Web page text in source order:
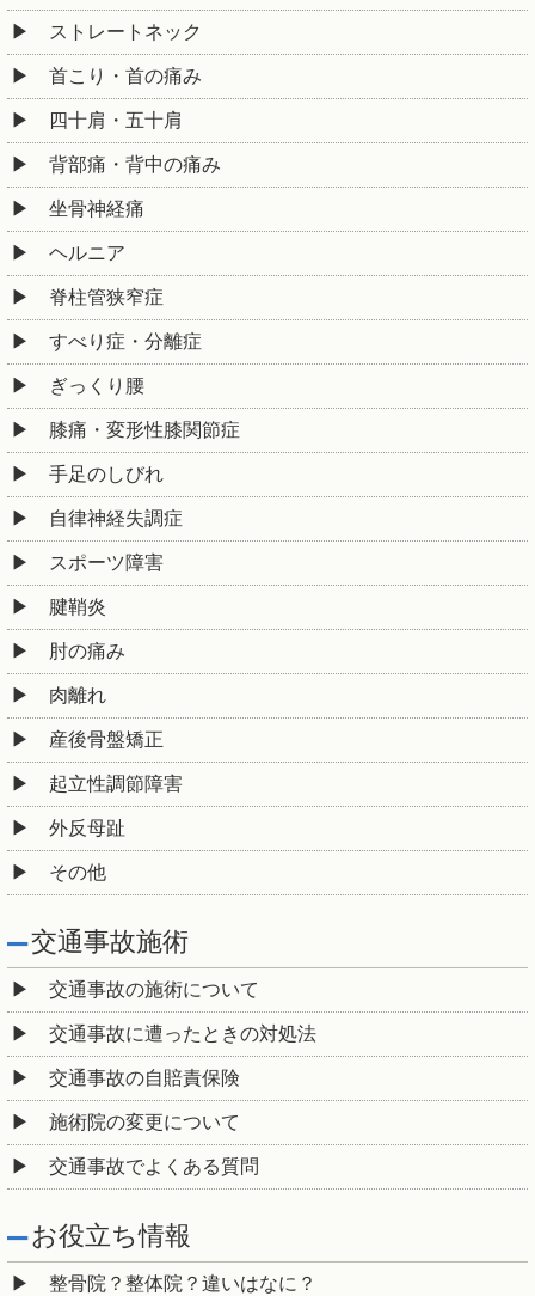
ストレートネック
首こり・首の痛み
四十肩・五十肩
背部痛・背中の痛み
坐骨神経痛
ヘルニア
脊柱管狭窄症
すべり症・分離症
ぎっくり腰
膝痛・変形性膝関節症
手足のしびれ
自律神経失調症
スポーツ障害
腱鞘炎
肘の痛み
肉離れ
産後骨盤矯正
起立性調節障害
外反母趾
その他
交通事故施術
交通事故の施術について
交通事故に遭ったときの対処法
交通事故の自賠責保険
施術院の変更について
交通事故でよくある質問
お役立ち情報
整骨院？整体院？違いはなに？